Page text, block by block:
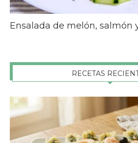
Ensalada de melón, salmón
RECETAS